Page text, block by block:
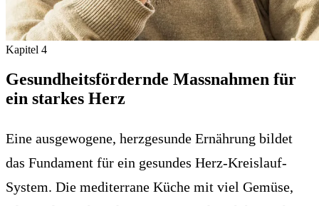
Kapitel 4
Gesundheitsfördernde Massnahmen für
ein starkes Herz
Eine ausgewogene, herzgesunde Ernährung bildet
das Fundament für ein gesundes Herz-Kreislauf-
System. Die mediterrane Küche mit viel Gemüse,